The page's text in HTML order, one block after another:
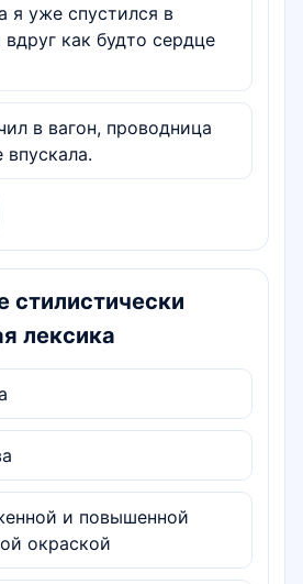
я уже спустился в
как будто сердце
в вагон, проводница
стилистически
лексика
и повышенной
окраской